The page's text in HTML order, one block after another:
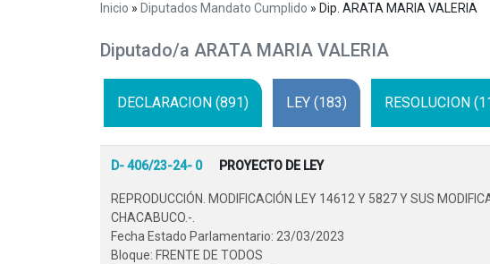
Inicio » Diputados Mandato Cumplido » Dip. ARATA MARIA VALERIA
Diputado/a ARATA MARIA VALERIA
DECLARACION (891) LEY (183) RESOLUCION
D- 406/23-24- 0 PROYECTO DE LEY
REPRODUCCIÓN. MODIFICACIÓN LEY 14612 Y 5827 Y SUS
CHACABUCO.-.
Fecha Estado Parlamentario: 23/03/2023
Bloque: FRENTE DE TODOS